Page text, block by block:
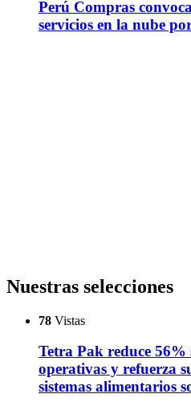
Perú Compras
servicios en la nube
Nuestras selecciones
78 Vistas
Tetra Pak reduce 56%
operativas y refuerza
sistemas alimentarios